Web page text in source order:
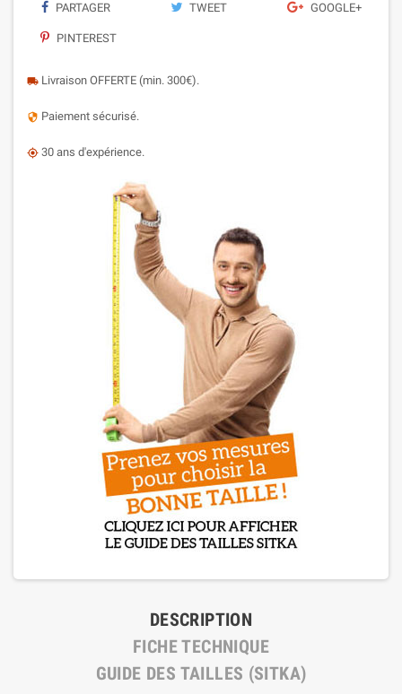
PARTAGER TWEET GOOGLE+
PINTEREST
local_shipping Livraison OFFERTE (min. 300€).
security Paiement sécurisé.
my_location 30 ans d'expérience.
DESCRIPTION
FICHE TECHNIQUE
GUIDE DES TAILLES (SITKA)